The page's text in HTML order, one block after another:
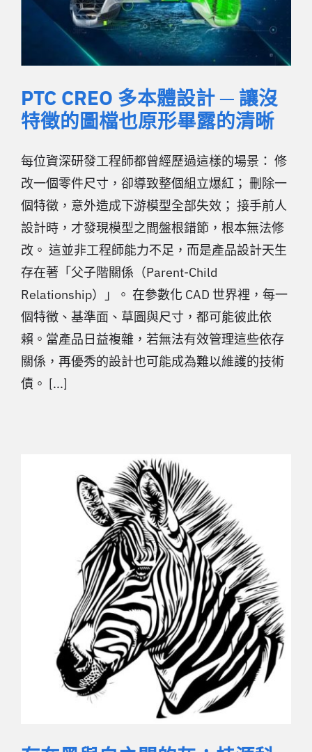
PTC CREO 多本體設計 ─ 讓沒
特徵的圖檔也原形畢露的清晰
每位資深研發工程師都曾經歷過這樣的場景： 修
改一個零件尺寸，卻導致整個組立爆紅； 刪除一
個特徵，意外造成下游模型全部失效； 接手前人
設計時，才發現模型之間盤根錯節，根本無法修
改。 這並非工程師能力不足，而是產品設計天生
存在著「父子階關係（Parent-Child
Relationship）」。 在參數化 CAD 世界裡，每一
個特徵、基準面、草圖與尺寸，都可能彼此依
賴。當產品日益複雜，若無法有效管理這些依存
關係，再優秀的設計也可能成為難以維護的技術
債。 [...]